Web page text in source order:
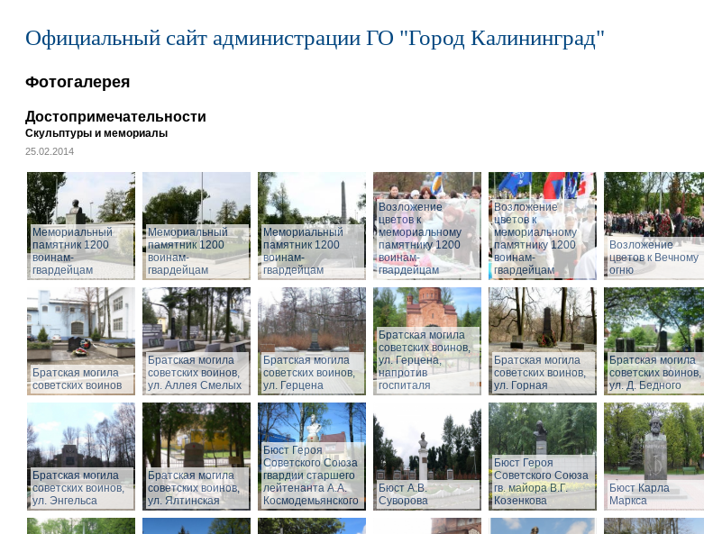
Официальный сайт администрации ГО "Город Калининград"
Фотогалерея
Достопримечательности
Скульптуры и мемориалы
25.02.2014
Мемориальный
памятник 1200
воинам-
гвардейцам
Мемориальный
памятник 1200
воинам-
гвардейцам
Мемориальный
памятник 1200
воинам-
гвардейцам
Возложение
цветов к
мемориальному
памятнику 1200
воинам-
гвардейцам
Возложение
цветов к
мемориальному
памятнику 1200
воинам-
гвардейцам
Возложение
цветов к Вечному
огню
Братская могила
советских воинов
Братская могила
советских воинов,
ул. Аллея Смелых
Братская могила
советских воинов,
ул. Герцена
Братская могила
советских воинов,
ул. Герцена,
напротив
госпиталя
Братская могила
советских воинов,
ул. Горная
Братская могила
советских воинов,
ул. Д. Бедного
Братская могила
советских воинов,
ул. Энгельса
Братская могила
советских воинов,
ул. Ялтинская
Бюст Героя
Советского Союза
гвардии старшего
лейтенанта А.А.
Космодемьянского
Бюст А.В.
Суворова
Бюст Героя
Советского Союза
гв. майора В.Г.
Козенкова
Бюст Карла
Маркса